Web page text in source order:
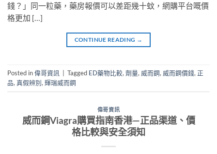
錢？」同一粒藥，藥房報價可以差距幾十蚊，網購平台嘅價
格更加 […]
CONTINUE READING →
Posted in偉哥資訊 Tagged ED藥物比較, 劑量, 威而鋼, 威而鋼價錢, 正
品, 真假辨別, 輝瑞威而鋼
偉哥資訊
威而鋼Viagra購買指南香港—正品渠道、價
格比較與安全須知